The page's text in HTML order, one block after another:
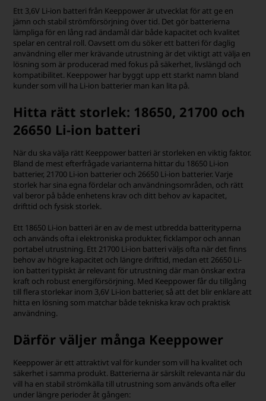
Ett 3,6V Li-ion batteri från Keeppower är utvecklat för att ge en
jämn och stabil strömförsörjning över tid. Det gör batterierna
lämpliga för en lång rad ändamål där både kapacitet och kvalitet
spelar en central roll. Oavsett om du söker ett batteri för daglig
användning eller mer krävande utrustning är det viktigt att välja en
lösning som är producerad med fokus på säkerhet, livslängd och
kompatibilitet. Keeppower har byggt upp ett starkt namn bland
kunder som vill ha Li-ion batterier man kan lita på.
Hitta rätt storlek: 18650, 21700 och
26650 Li-ion batteri
När du ska välja rätt Keeppower batteri är storleken en viktig faktor.
Bland de mest efterfrågade varianterna hittar du 18650 Li-ion
batterier, 21700 Li-ion batterier och 26650 Li-ion batterier. Varje
storlek har sina egna fördelar och användningsområden, och rätt
val beror på både enhetens krav och ditt behov av kapacitet,
drifttid och fysisk storlek.
Ett 18650 Li-ion batteri är en av de mest utbredda batterityperna
och används ofta i elektroniska produkter, ficklampor och annan
portabel utrustning. Ett 21700 Li-ion batteri väljs ofta när det finns
behov av högre kapacitet och längre drifttid, medan ett 26650 Li-
ion batteri typiskt är relevant för utrustning där man önskar extra
kraft och robust energiförsörjning. Med Keeppower får du tillgång
till flera storlekar inom 3,6V Li-ion batterier, så att det blir enklare att
hitta en lösning som matchar både tekniska krav och praktisk
användning.
Därför väljer många Keeppower
Keeppower är ett attraktivt val för kunder som vill ha kvalitet och
säkerhet i samma produkt. Batterierna är särskilt relevanta när du
vill ha en stabil strömkälla till utrustning som används ofta eller
under längre perioder åt gången: